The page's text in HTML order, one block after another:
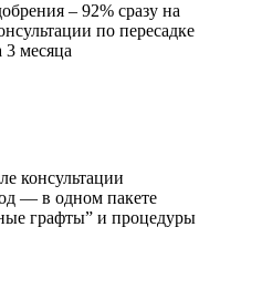
– 92% сразу на
по пересадке
3 месяца
консультации
— в одном пакете
графты” и процедуры